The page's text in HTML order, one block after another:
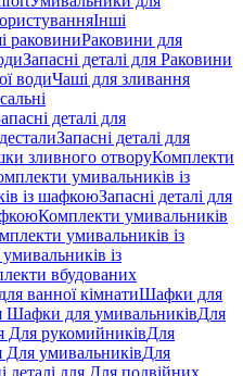
Інші
раковиниРаковини для
Запасні деталі для Раковини
водиЧаші для зливання
деталі для
Запасні деталі для
зливного отворуКомплекти
умивальників із
із шафкоюЗапасні деталі для
Комплекти умивальників
умивальників із
із
вбудованих
ванної кімнатиШафки для
Шафки для умивальниківДля
Для рукомийниківДля
Для умивальниківДля
деталі для Для подвійних